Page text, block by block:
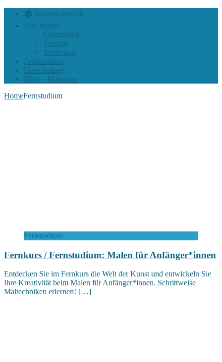
🏠 Jobandcareer.de
Alle Berufe
Gesundheit
Technik
Wirtschaft
Fernstudium
Umschulung
Blog – Magazine
HomeFernstudium
Fernstudium
Fernkurs / Fernstudium: Malen für Anfänger*innen
Entdecken Sie im Fernkurs die Welt der Kunst und entwickeln Sie
Ihre Kreativität beim Malen für Anfänger*innen. Schrittweise
Maltechniken erlernen! […]